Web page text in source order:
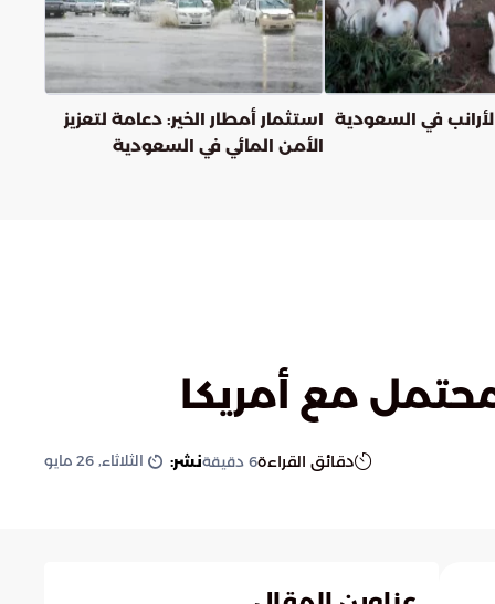
في السعودية استثمار أمطار الخير: دعامة لتعزيز
الأمن المائي في السعودية
مع أمريكا
دقائق القراءة6 دقيقةنشر: الثلاثاء, 26 مايو